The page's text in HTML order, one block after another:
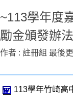
~113學年度
勵金頒發辦
作者 : 註冊組 最後
113學年竹崎高